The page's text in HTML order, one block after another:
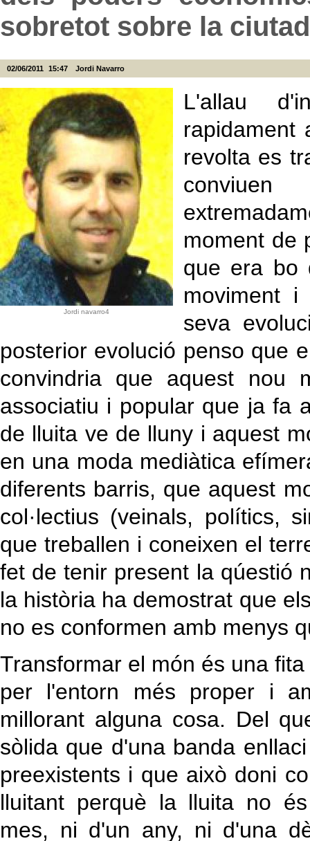
sobretot sobre la
02/06/2011 15:47 Jordi Navarro
Jordi navarro4
L'allau
rapidament
revolta es
conviuen
moment de
que era bo
moviment
seva
posterior evolució penso que
convindria que aquest nou
associatiu i popular que ja fa
de lluita ve de lluny i aquest
en una moda mediàtica
diferents barris, que aquest
col·lectius (veinals, polítics,
que treballen i coneixen el
fet de tenir present la qúestió
la història ha demostrat que
no es conformen amb menys
Transformar el món és una
per l'entorn més proper i
millorant alguna cosa. Del
sòlida que d'una banda
preexistents i que això doni
lluitant perquè la lluita no
mes, ni d'un any, ni d'una